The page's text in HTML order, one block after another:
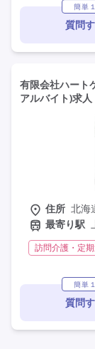
学歴
車通勤可
簡単
質問
有限会社ハート
アルバイト)求人
住所 北海
最寄り駅
訪問介護・定
学歴
簡単
質問